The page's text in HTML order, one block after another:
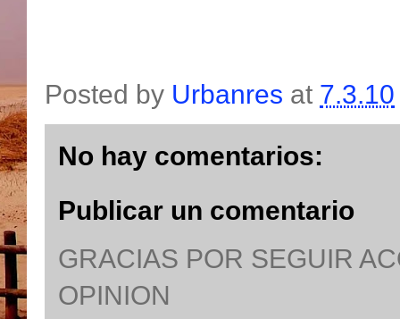
Posted by Urbanres at 7.3.10
No hay comentarios:
Publicar un comentario
GRACIAS POR SEGUIR
OPINION